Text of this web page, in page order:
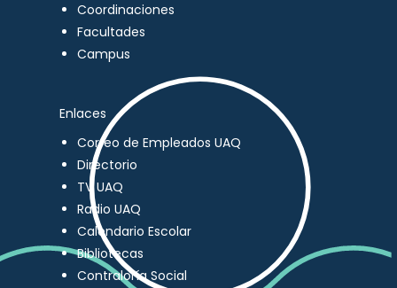
Coordinaciones
Facultades
Campus
Enlaces
Correo de Empleados UAQ
Directorio
TV UAQ
Radio UAQ
Calendario Escolar
Bibliotecas
Contraloría Social